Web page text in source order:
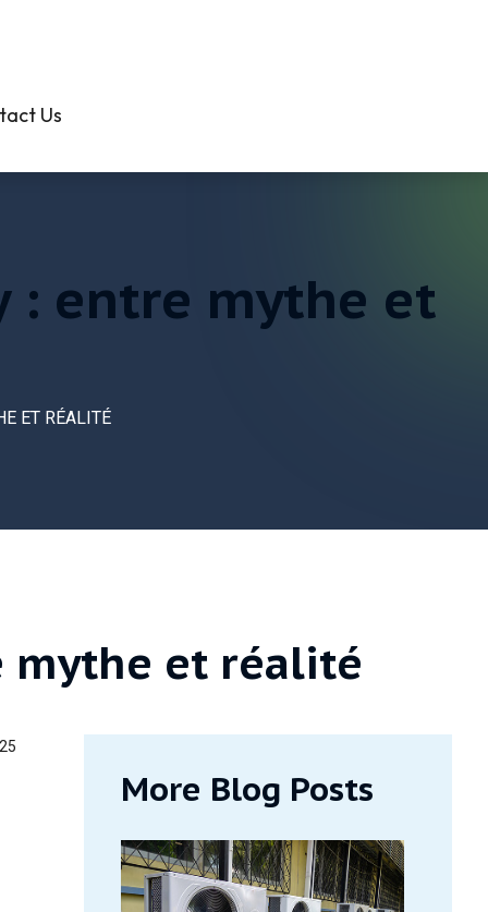
Us
: entre mythe et
ET RÉALITÉ
mythe et réalité
More Blog Posts